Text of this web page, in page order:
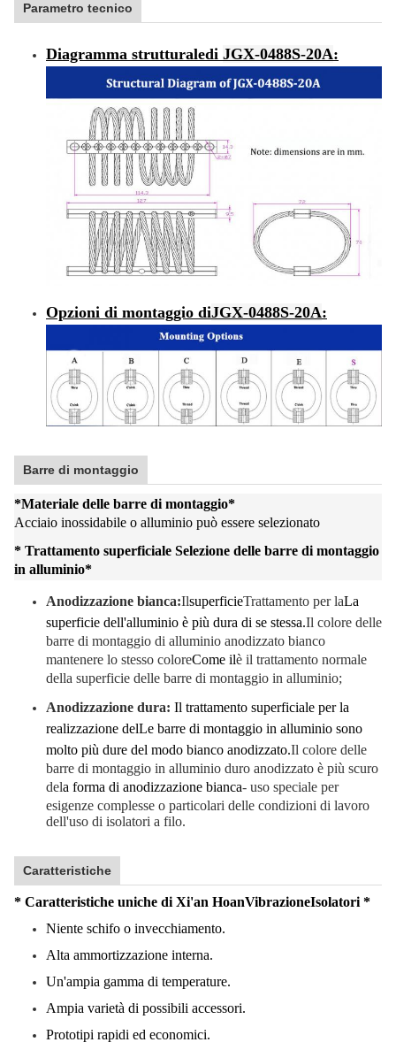
Parametro tecnico
Diagramma strutturaledi JGX-0488S-20A:
Opzioni di montaggio diJGX-0488S-20A:
Barre di montaggio
*Materiale delle barre di montaggio*
Acciaio inossidabile o alluminio può essere selezionato
* Trattamento superficiale Selezione delle barre di montaggio
in alluminio*
Anodizzazione bianca:IlsuperficieTrattamento per laLa
superficie dell'alluminio è più dura di se stessa.Il colore delle
barre di montaggio di alluminio anodizzato bianco
mantenere lo stesso coloreCome ilè il trattamento normale
della superficie delle barre di montaggio in alluminio;
Anodizzazione dura: Il trattamento superficiale per la
realizzazione delLe barre di montaggio in alluminio sono
molto più dure del modo bianco anodizzato.Il colore delle
barre di montaggio in alluminio duro anodizzato è più scuro
dela forma di anodizzazione bianca- uso speciale per
esigenze complesse o particolari delle condizioni di lavoro
dell'uso di isolatori a filo.
Caratteristiche
* Caratteristiche uniche di Xi'an HoanVibrazioneIsolatori *
Niente schifo o invecchiamento.
Alta ammortizzazione interna.
Un'ampia gamma di temperature.
Ampia varietà di possibili accessori.
Prototipi rapidi ed economici.